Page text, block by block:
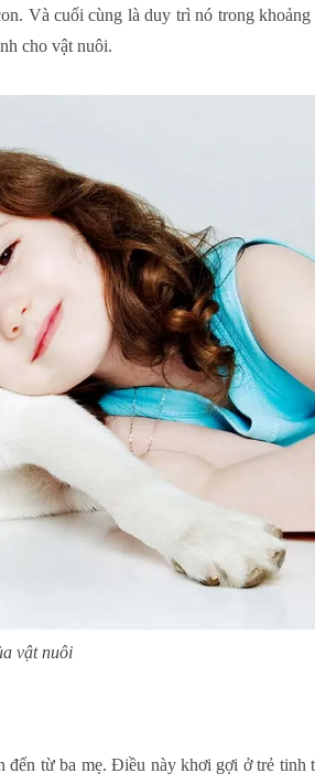
Và cuối cùng là duy trì nó trong
cho vật nuôi.
vật nuôi
từ ba mẹ. Điều này khơi gợi ở trẻ tinh